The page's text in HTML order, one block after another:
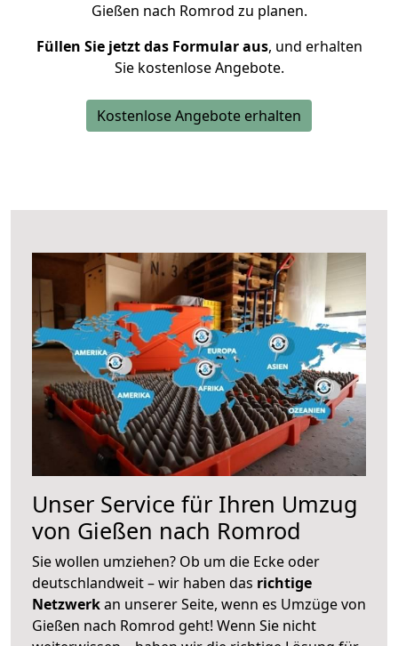
Gießen nach Romrod zu planen.
Füllen Sie jetzt das Formular aus, und erhalten
Sie kostenlose Angebote.
Kostenlose Angebote erhalten
Unser Service für Ihren Umzug
von Gießen nach Romrod
Sie wollen umziehen? Ob um die Ecke oder
deutschlandweit – wir haben das richtige
Netzwerkan unserer Seite, wenn es Umzüge von
Gießen nach Romrod geht! Wenn Sie nicht